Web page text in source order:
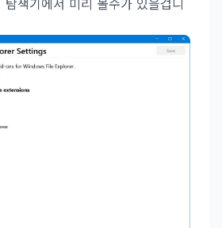
색기에서 미리 볼수가 있을겁니